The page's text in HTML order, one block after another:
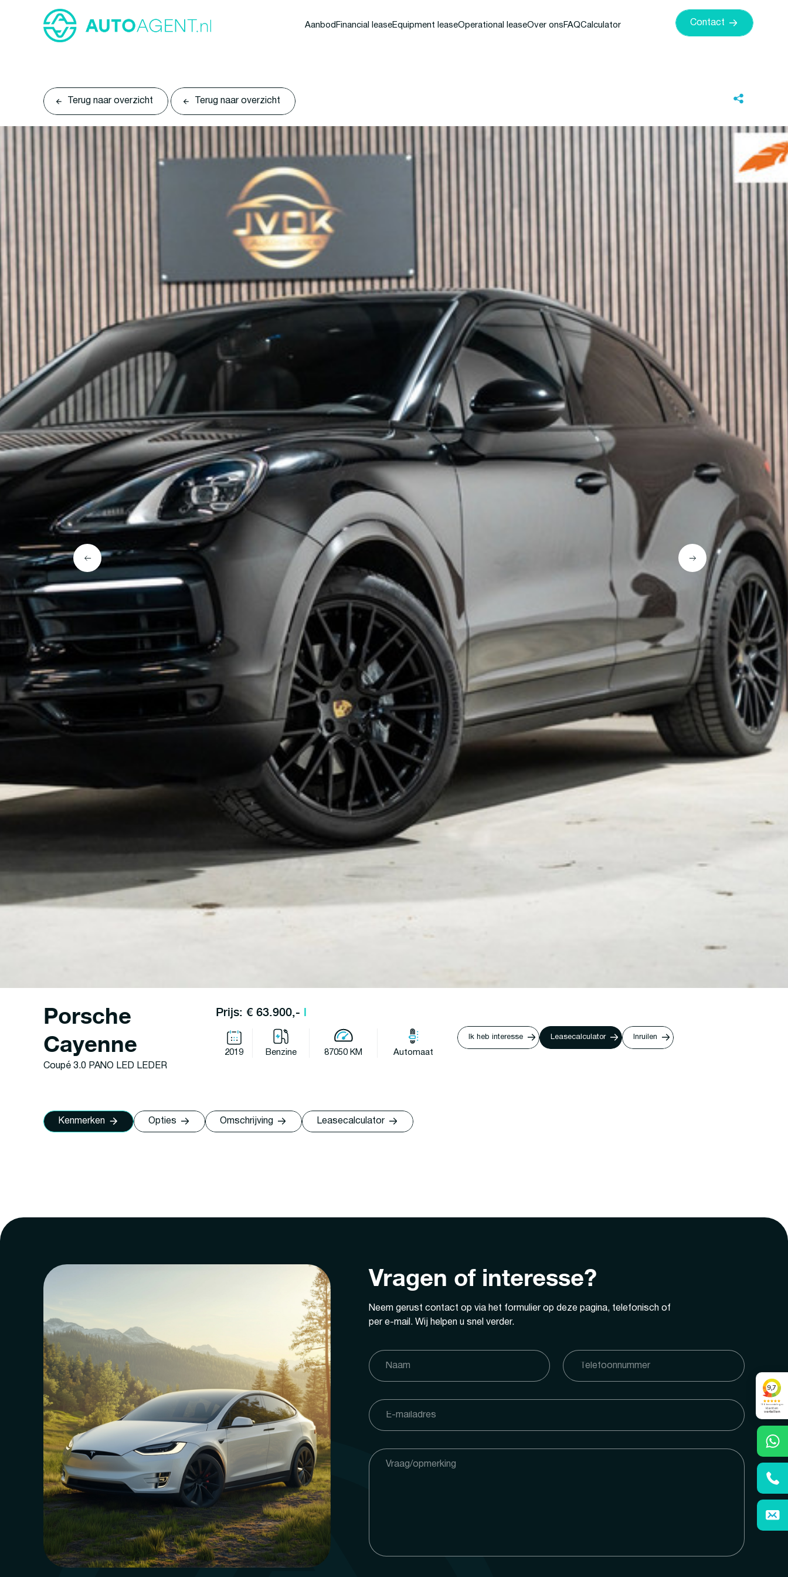
Aanbod Financial leaseEquipment leaseOperational leaseOver ons FAQCalculator Contact
Terug naar overzicht Terug naar overzicht
Porsche
Cayenne
Coupé 3.0 PANO LED LEDER
Prijs: € 63.900,- l
2019 Benzine 87050 KM Automaat
Ik heb interesse Leasecalculator Inruilen
Kenmerken Opties Omschrijving Leasecalculator
Vragen of interesse?
Neem gerust contact op via het formulier op deze pagina, telefonisch of
per e-mail. Wij helpen u snel verder.